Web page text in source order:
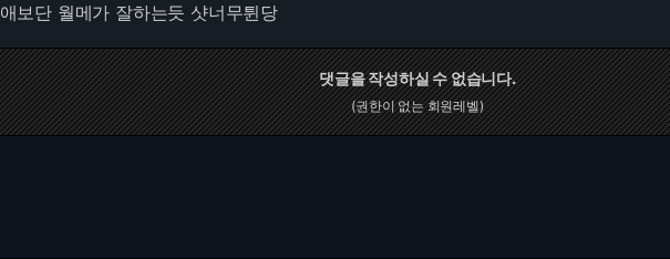
애보단 월메가 잘하는듯 샷너무튄당
댓글을 작성하실 수 없습니다.
(권한이 없는 회원레벨)